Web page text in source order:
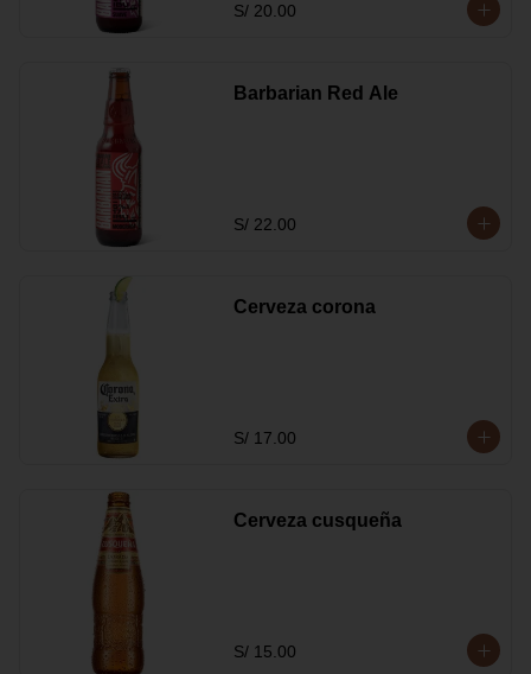
S/ 20.00
Barbarian Red Ale
S/ 22.00
Cerveza corona
S/ 17.00
Cerveza cusqueña
S/ 15.00